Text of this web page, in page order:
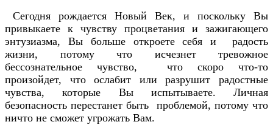
Сегодня рождается Новый Век, и поскольку Вы
привыкаете к чувству процветания и зажигающего
энтузиазма, Вы больше откроете себя и радость
жизни, потому что исчезнет тревожное
бессознательное чувство, что скоро что-то
произойдет, что ослабит или разрушит радостные
чувства, которые Вы испытываете. Личная
безопасность перестанет быть проблемой, потому что
ничто не сможет угрожать Вам.